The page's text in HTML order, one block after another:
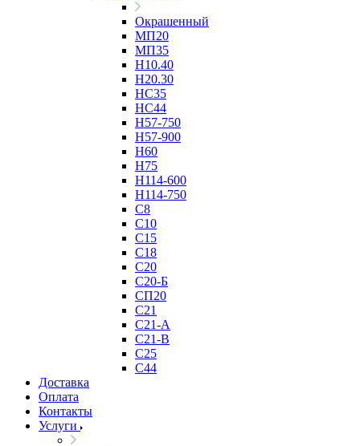
Окрашенный
МП20
МП35
Н10.40
Н20.30
НС35
НС44
Н57-750
Н57-900
Н60
Н75
Н114-600
Н114-750
С8
С10
С15
С18
С20
С20-Б
СП20
С21
С21-А
С21-В
С25
С44
Доставка
Оплата
Контакты
Услуги